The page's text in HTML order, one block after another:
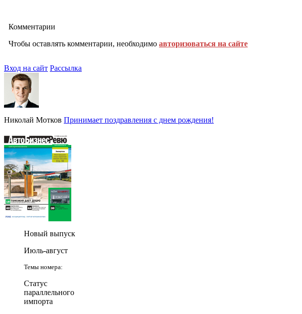
Комментарии
Чтобы оставлять комментарии, необходимо авторизоваться на сайте
Вход на сайт Рассылка
Николай Мотков Принимает поздравления с днем рождения!
Новый выпуск
Июль-август
Темы номера:
Статус
параллельного
импорта